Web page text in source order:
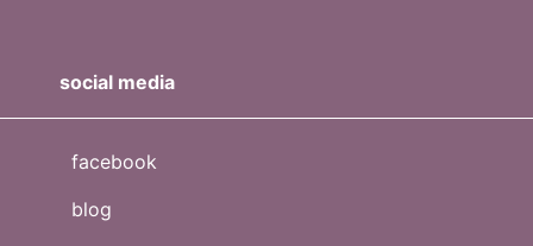
social media
facebook
blog